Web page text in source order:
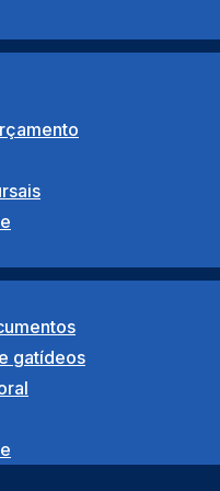
gatídeos
de São Gonçalo de